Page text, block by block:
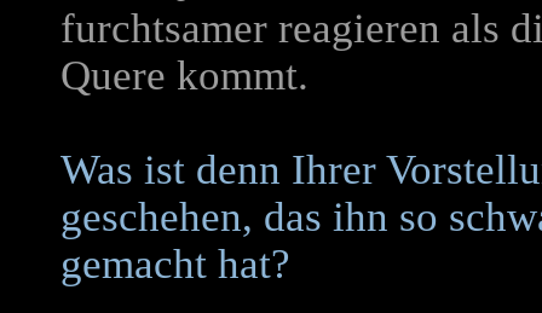
furchtsamer reagieren als
Quere kommt.
Was ist denn Ihrer
geschehen, das ihn so
gemacht hat?